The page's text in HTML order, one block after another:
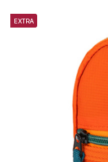
EXTRA